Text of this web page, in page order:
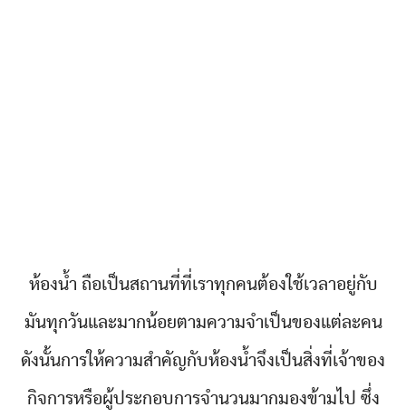
ห้องน้ำ ถือเป็นสถานที่ที่เราทุกคนต้องใช้เวลาอยู่กับ
มันทุกวันและมากน้อยตามความจำเป็นของแต่ละคน
ดังนั้นการให้ความสำคัญกับห้องน้ำจึงเป็นสิ่งที่เจ้าของ
กิจการหรือผู้ประกอบการจำนวนมากมองข้ามไป ซึ่ง